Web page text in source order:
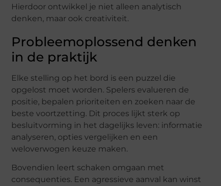
Hierdoor ontwikkel je niet alleen analytisch
denken, maar ook creativiteit.
Probleemoplossend denken
in de praktijk
Elke stelling op het bord is een puzzel die
opgelost moet worden. Spelers evalueren de
positie, bepalen prioriteiten en zoeken naar de
beste voortzetting. Dit proces lijkt sterk op
besluitvorming in het dagelijks leven: informatie
analyseren, opties vergelijken en een
weloverwogen keuze maken.
Bovendien leert schaken omgaan met
consequenties. Een agressieve aanval kan winst